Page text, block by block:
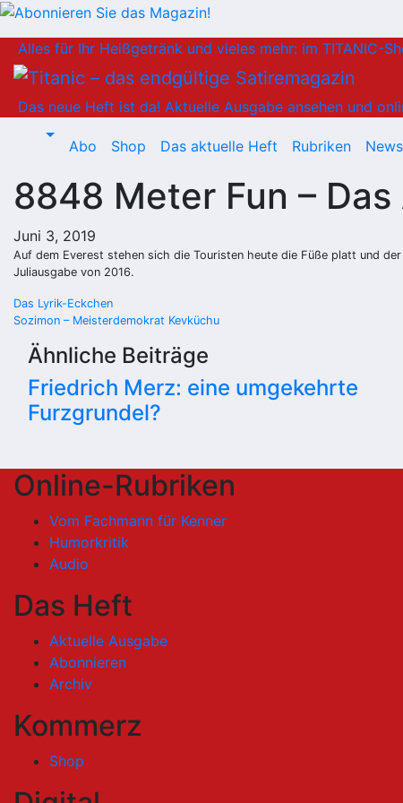
Inhalt
springen
Alles für Ihr Heißgetränk und vieles mehr: im TITANIC-
Das neue Heft ist da! Aktuelle Ausgabe ansehen und
Abo Shop Das aktuelle Heft Rubriken
8848 Meter Fun –
Juni 3, 2019
Auf dem Everest stehen sich die Touristen heute die Füße platt und
Juliausgabe von 2016.
Beitragsnavigation
Das Lyrik-Eckchen
Sozimon – Meisterdemokrat Kevküchu
Ähnliche Beiträge
Friedrich Merz: eine umgekehrte
Furzgrundel?
Online-Rubriken
Vom Fachmann für Kenner
Humorkritik
Audio
Das Heft
Aktuelle Ausgabe
Abonnieren
Archiv
Kommerz
Shop